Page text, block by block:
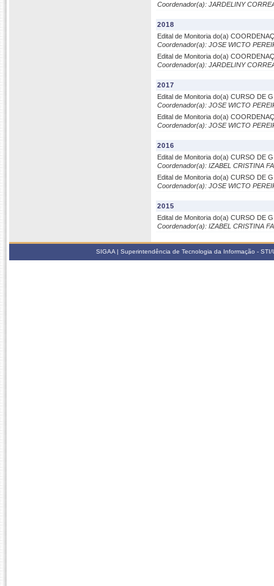
Coordenador(a): JARDELINY
2018
Edital de Monitoria do(a)
Coordenador(a): JOSE WICTO
Edital de Monitoria do(a)
Coordenador(a): JARDELINY
2017
Edital de Monitoria do(a) CURSO DE
Coordenador(a): JOSE WICTO
Edital de Monitoria do(a)
Coordenador(a): JOSE WICTO
2016
Edital de Monitoria do(a) CURSO DE
Coordenador(a): IZABEL CRISTINA
Edital de Monitoria do(a) CURSO DE
Coordenador(a): JOSE WICTO
2015
Edital de Monitoria do(a) CURSO DE
Coordenador(a): IZABEL CRISTINA
SIGAA | Superintendência de Tecnologia da Informação -